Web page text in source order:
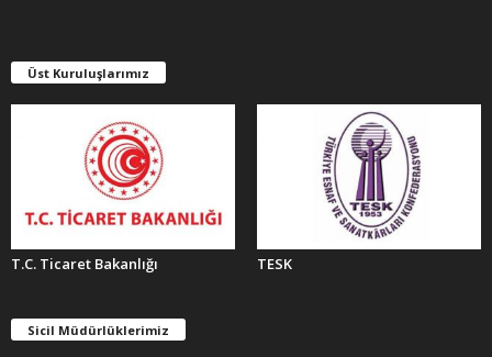
E
R
Üst Kuruluşlarımız
T.C. Ticaret Bakanlığı TESK
Sicil Müdürlüklerimiz